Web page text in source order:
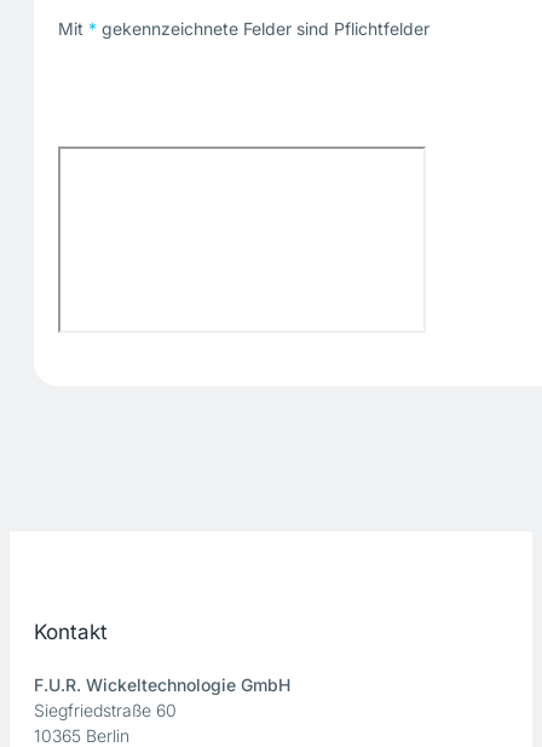
Mit * gekennzeichnete Felder sind Pflichtfelder
Kontakt
F.U.R. Wickeltechnologie GmbH
Siegfriedstraße 60
10365 Berlin